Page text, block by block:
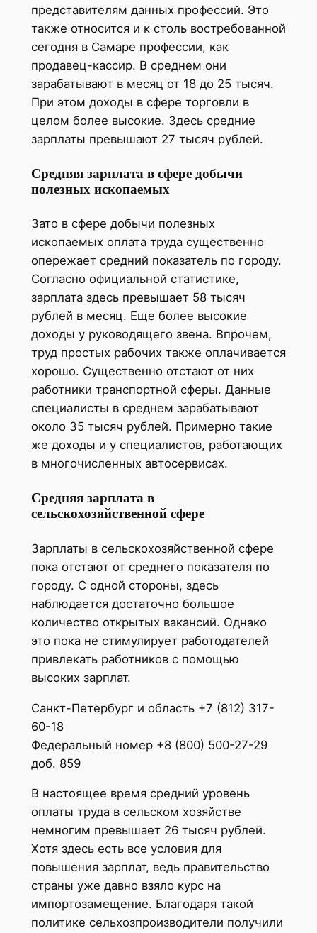
представителям данных профессий. Это
также относится и к столь востребованной
сегодня в Самаре профессии, как
продавец-кассир. В среднем они
зарабатывают в месяц от 18 до 25 тысяч.
При этом доходы в сфере торговли в
целом более высокие. Здесь средние
зарплаты превышают 27 тысяч рублей.
Средняя зарплата в сфере добычи
полезных ископаемых
Зато в сфере добычи полезных
ископаемых оплата труда существенно
опережает средний показатель по городу.
Согласно официальной статистике,
зарплата здесь превышает 58 тысяч
рублей в месяц. Еще более высокие
доходы у руководящего звена. Впрочем,
труд простых рабочих также оплачивается
хорошо. Существенно отстают от них
работники транспортной сферы. Данные
специалисты в среднем зарабатывают
около 35 тысяч рублей. Примерно такие
же доходы и у специалистов, работающих
в многочисленных автосервисах.
Средняя зарплата в
сельскохозяйственной сфере
Зарплаты в сельскохозяйственной сфере
пока отстают от среднего показателя по
городу. С одной стороны, здесь
наблюдается достаточно большое
количество открытых вакансий. Однако
это пока не стимулирует работодателей
привлекать работников с помощью
высоких зарплат.
Санкт-Петербург и область +7 (812) 317-
60-18
Федеральный номер +8 (800) 500-27-29
доб. 859
В настоящее время средний уровень
оплаты труда в сельском хозяйстве
немногим превышает 26 тысяч рублей.
Хотя здесь есть все условия для
повышения зарплат, ведь правительство
страны уже давно взяло курс на
импортозамещение. Благодаря такой
политике сельхозпроизводители получили